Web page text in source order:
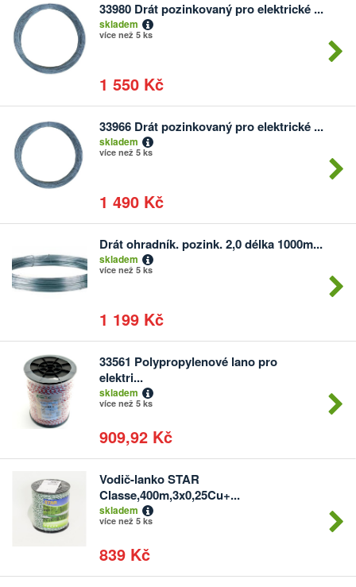
33980 Drát pozinkovaný pro elektrické ...
skladem
více než 5 ks
1 550 Kč
Počet
kusů
33966 Drát pozinkovaný pro elektrické ...
skladem
více než 5 ks
1 490 Kč
Počet
kusů
Drát ohradník. pozink. 2,0 délka 1000m...
skladem
více než 5 ks
1 199 Kč
Počet
kusů
33561 Polypropylenové lano pro
elektri...
skladem
více než 5 ks
909,92 Kč
Počet
Vodič-lanko STAR
Classe,400m,3x0,25Cu+...
skladem
více než 5 ks
839 Kč
Počet
kusů